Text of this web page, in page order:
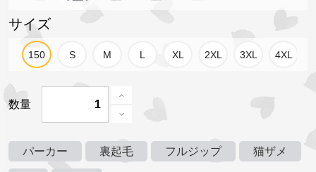
サイズ
数量
パーカー 裏起毛 フルジップ 猫ザメ